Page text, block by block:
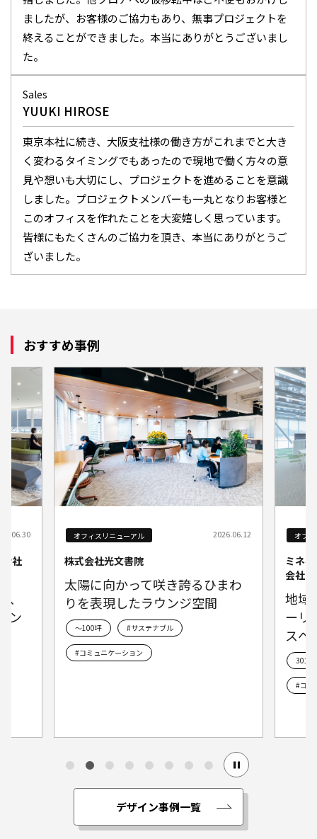
ましたが、お客様のご協力もあり、無事プロジェクトを
終えることができました。本当にありがとうございまし
た。
Sales
YUUKI HIROSE
東京本社に続き、大阪支社様の働き方がこれまでと大き
く変わるタイミングでもあったので現地で働く方々の意
見や想いも大切にし、プロジェクトを進めることを意識
しました。プロジェクトメンバーも一丸となりお客様と
このオフィスを作れたことを大変嬉しく思っています。
皆様にもたくさんのご協力を頂き、本当にありがとうご
ざいました。
おすすめ事例
社
ン
オフィスリニューアル 2026.06.12
株式会社光文書院
太陽に向かって咲き誇るひまわ
りを表現したラウンジ空間
～100坪 #サステナブル
#コミュニケーション
オフ
ミネ
会社
地域
ーリ
スへ
301坪
#コミ
デザイン事例一覧